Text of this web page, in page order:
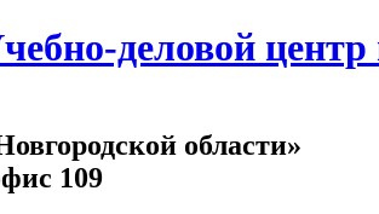
деловой центр
области»
109